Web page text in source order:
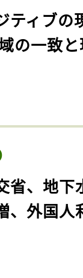
ティブの
の一致
省、地下
、外国人